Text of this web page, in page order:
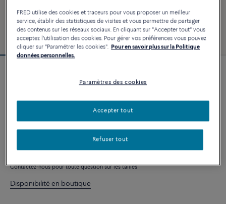
Bracelet Force 10
PERSONNALISER
AJOUTER AU PANIER
Contactez-nous pour toute question sur les tailles
Disponibilité en boutique
FRED utilise des cookies et traceurs pour vous proposer un meilleur
service, établir des statistiques de visites et vous permettre de partager
des contenus sur les réseaux sociaux. En cliquant sur "Accepter tout" vous
acceptez l'utilisation des cookies. Pour gérer vos préférences vous pouvez
cliquer sur "Paramétrer les cookies". Pour en savoir plus sur la Politique
données personnelles.
Paramètres des cookies
Refuser tout
Accepter tout